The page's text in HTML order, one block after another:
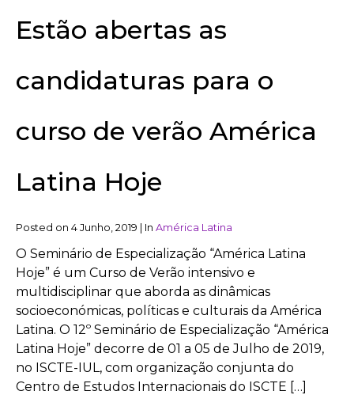
Estão abertas as
candidaturas para o
curso de verão América
Latina Hoje
Posted on 4 Junho, 2019 | In América Latina
O Seminário de Especialização “América Latina
Hoje” é um Curso de Verão intensivo e
multidisciplinar que aborda as dinâmicas
socioeconómicas, políticas e culturais da América
Latina. O 12º Seminário de Especialização “América
Latina Hoje” decorre de 01 a 05 de Julho de 2019,
no ISCTE-IUL, com organização conjunta do
Centro de Estudos Internacionais do ISCTE […]